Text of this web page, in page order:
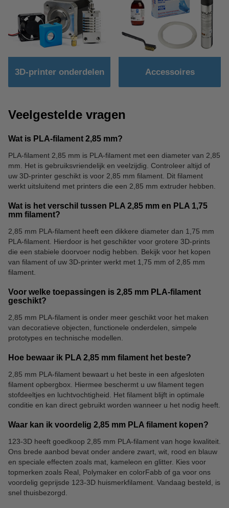
3D-printer onderdelen Accessoires
Veelgestelde vragen
Wat is PLA-filament 2,85 mm?
PLA-filament 2,85 mm is PLA-filament met een diameter van 2,85
mm. Het is gebruiksvriendelijk en veelzijdig. Controleer altijd of
uw 3D-printer geschikt is voor 2,85 mm filament. Dit filament
werkt uitsluitend met printers die een 2,85 mm extruder hebben.
Wat is het verschil tussen PLA 2,85 mm en PLA 1,75
mm filament?
2,85 mm PLA-filament heeft een dikkere diameter dan 1,75 mm
PLA-filament. Hierdoor is het geschikter voor grotere 3D-prints
die een stabiele doorvoer nodig hebben. Bekijk voor het kopen
van filament of uw 3D-printer werkt met 1,75 mm of 2,85 mm
filament.
Voor welke toepassingen is 2,85 mm PLA-filament
geschikt?
2,85 mm PLA-filament is onder meer geschikt voor het maken
van decoratieve objecten, functionele onderdelen, simpele
prototypes en technische modellen.
Hoe bewaar ik PLA 2,85 mm filament het beste?
2,85 mm PLA-filament bewaart u het beste in een afgesloten
filament opbergbox. Hiermee beschermt u uw filament tegen
stofdeeltjes en luchtvochtigheid. Het filament blijft in optimale
conditie en kan direct gebruikt worden wanneer u het nodig heeft.
Waar kan ik voordelig 2,85 mm PLA filament kopen?
123-3D heeft goedkoop 2,85 mm PLA-filament van hoge kwaliteit.
Ons brede aanbod bevat onder andere zwart, wit, rood en blauw
en speciale effecten zoals mat, kameleon en glitter. Kies voor
topmerken zoals Real, Polymaker en colorFabb of ga voor ons
voordelig geprijsde 123-3D huismerkfilament. Vandaag besteld, is
snel thuisbezorgd.